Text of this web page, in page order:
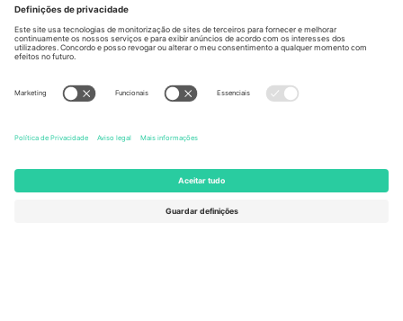
Germany
Unter den Linden 24, 10117
United Kingdom
167 City Road, London, Greater
Kingdom
United States
Newark, Delaware 19713, United
States
Engelberg, Switzerland